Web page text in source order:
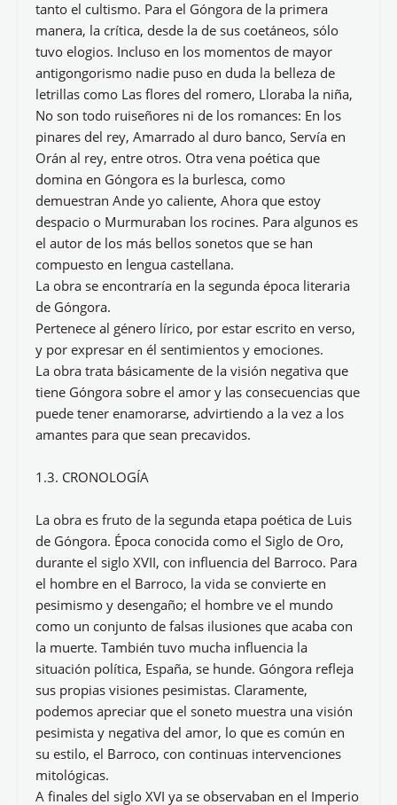
tanto el cultismo. Para el Góngora de la primera
manera, la crítica, desde la de sus coetáneos, sólo
tuvo elogios. Incluso en los momentos de mayor
antigongorismo nadie puso en duda la belleza de
letrillas como Las flores del romero, Lloraba la niña,
No son todo ruiseñores ni de los romances: En los
pinares del rey, Amarrado al duro banco, Servía en
Orán al rey, entre otros. Otra vena poética que
domina en Góngora es la burlesca, como
demuestran Ande yo caliente, Ahora que estoy
despacio o Murmuraban los rocines. Para algunos es
el autor de los más bellos sonetos que se han
compuesto en lengua castellana.
La obra se encontraría en la segunda época literaria
de Góngora.
Pertenece al género lírico, por estar escrito en verso,
y por expresar en él sentimientos y emociones.
La obra trata básicamente de la visión negativa que
tiene Góngora sobre el amor y las consecuencias que
puede tener enamorarse, advirtiendo a la vez a los
amantes para que sean precavidos.
1.3. CRONOLOGÍA
La obra es fruto de la segunda etapa poética de Luis
de Góngora. Época conocida como el Siglo de Oro,
durante el siglo XVII, con influencia del Barroco. Para
el hombre en el Barroco, la vida se convierte en
pesimismo y desengaño; el hombre ve el mundo
como un conjunto de falsas ilusiones que acaba con
la muerte. También tuvo mucha influencia la
situación política, España, se hunde. Góngora refleja
sus propias visiones pesimistas. Claramente,
podemos apreciar que el soneto muestra una visión
pesimista y negativa del amor, lo que es común en
su estilo, el Barroco, con continuas intervenciones
mitológicas.
A finales del siglo XVI ya se observaban en el Imperio